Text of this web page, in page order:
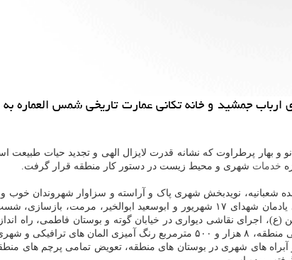
پرطراوت که نشانه قدرت لایزال الهی و تجدید حیات طبیعت
خدمات شهری و محیط زیست در دستور کار منطقه قرار گرفت.
شعبانیه، نویدبخش شهری پاک و آراسته و سزاوار شهروندان خوب
حوزه زیباسازی شامل ۵۲ هزار متر آذین بندی عیدانه، نصب المان های نوروزی، مرمت و بازسازی مجسمه های
های میدان امام حسین (ع)، اجرای نقاشی دیواری در خیابان گوته و بوستان
های شهری در بوستان های منطقه، تعویض تمامی پرچم های